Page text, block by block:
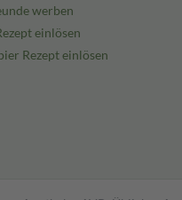
werben
einlösen
Rezept einlösen